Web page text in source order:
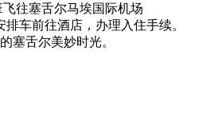
飞往塞舌尔马埃国际机场
排车前往酒店，办理入住手续。
塞舌尔美妙时光。